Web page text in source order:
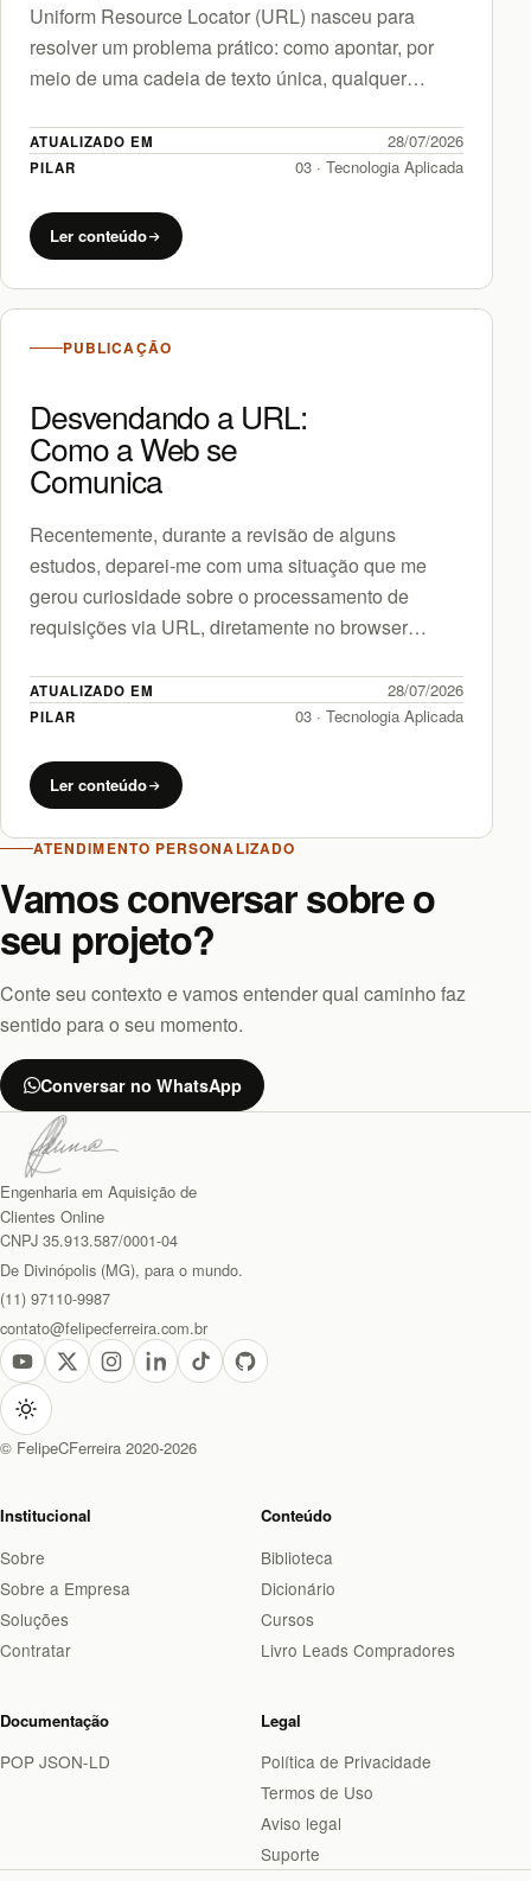
Uniform Resource Locator (URL) nasceu para
resolver um problema prático: como apontar, por
meio de uma cadeia de texto única, qualquer
ATUALIZADO EM 28/07/2026
PILAR 03 · Tecnologia Aplicada
Ler conteúdo
PUBLICAÇÃO
Desvendando a URL:
Como a Web se
Comunica
Recentemente, durante a revisão de alguns
estudos, deparei-me com uma situação que me
gerou curiosidade sobre o processamento de
requisições via URL, diretamente no browser
ATUALIZADO EM 28/07/2026
PILAR 03 · Tecnologia Aplicada
Ler conteúdo
ATENDIMENTO PERSONALIZADO
Vamos conversar sobre o
seu projeto?
Conte seu contexto e vamos entender qual caminho faz
sentido para o seu momento.
Conversar no WhatsApp
Engenharia em Aquisição de
Clientes Online
CNPJ 35.913.587/0001-04
De Divinópolis (MG), para o mundo.
(11) 97110-9987
contato@felipecferreira.com.br
© FelipeCFerreira 2020-2026
Institucional
Sobre
Sobre a Empresa
Soluções
Contratar
Conteúdo
Biblioteca
Dicionário
Cursos
Livro Leads Compradores
Documentação
POP JSON-LD
Legal
Política de Privacidade
Termos de Uso
Aviso legal
Suporte